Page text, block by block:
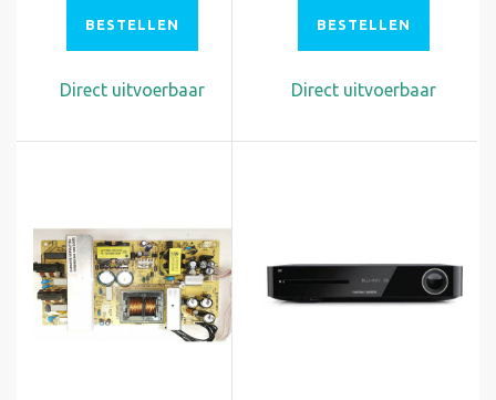
BESTELLEN
Direct uitvoerbaar
BESTELLEN
Direct uitvoerbaar